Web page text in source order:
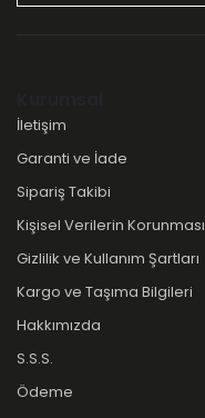
İletişim
Garanti ve İade
Sipariş Takibi
Kişisel Verilerin Korunması
Gizlilik ve Kullanım Şartları
Kargo ve Taşıma Bilgileri
Hakkımızda
S.S.S.
Ödeme